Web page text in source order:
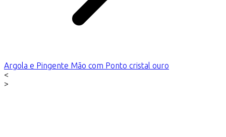
Argola e Pingente Mão com Ponto cristal ouro
<
>